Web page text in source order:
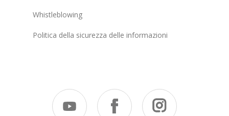
Whistleblowing
Politica della sicurezza delle informazioni